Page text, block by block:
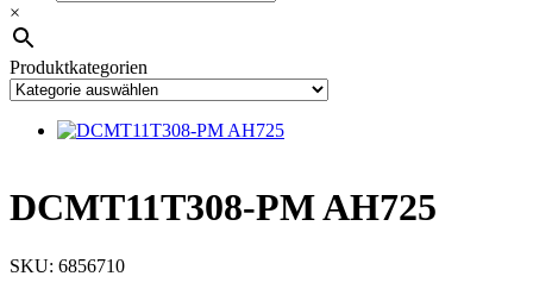
×
Produktkategorien
DCMT11T308-PM AH725
SKU: 6856710